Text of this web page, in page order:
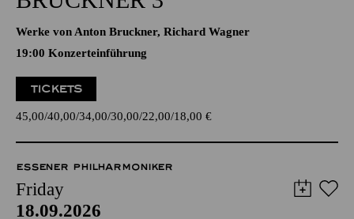
Werke von Anton Bruckner, Richard Wagner
19:00 Konzerteinführung
TICKETS
45,00 40,00 34,00 30,00 22,00 18,00 €
ESSENER PHILHARMONIKER
Friday
18.09.2026